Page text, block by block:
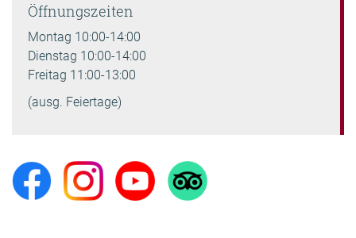
Öffnungszeiten
Montag 10:00-14:00
Dienstag 10:00-14:00
Freitag 11:00-13:00
(ausg. Feiertage)